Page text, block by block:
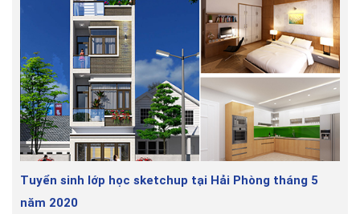
Tuyển sinh lớp học sketchup tại Hải Phòng tháng 5
năm 2020